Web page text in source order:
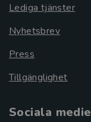
Lediga tjänster
Nyhetsbrev
Press
Tillgänglighet
Sociala